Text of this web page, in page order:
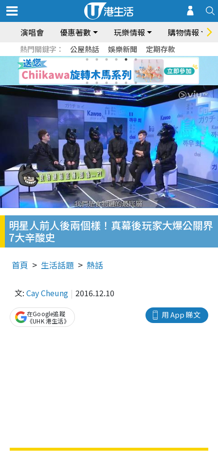
演唱會 優惠著數 玩樂情報 購物情報
熱門關鍵字： 公屋熱話 娛樂新聞 定期存款
明星人前人後兩個樣！真幕後玩家大爆公關界
7大辛酸史
首頁 生活話題 熱話
文: Cay Cheung 2016.12.10
用 App 睇文
在Google追蹤
《UHK 港生活》